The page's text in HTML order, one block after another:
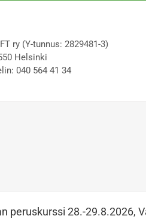
ry (Y-tunnus: 2829481-3)
Helsinki
040 564 41 34
peruskurssi 28.-29.8.2026,